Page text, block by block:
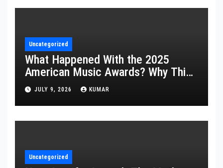
Uncategorized
What Happened With the 2025
American Music Awards? Why This
Year’s Ceremony Fell Flat
JULY 9, 2026 KUMAR
Uncategorized